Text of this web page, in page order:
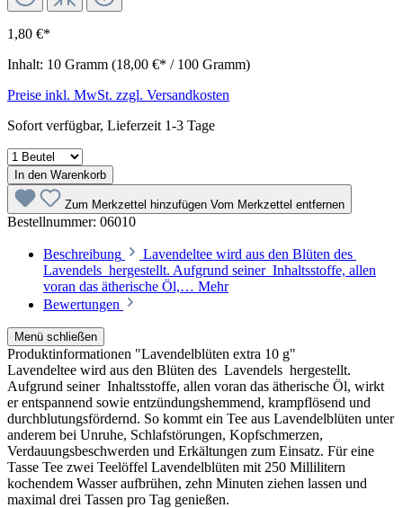
1,80 €*
Inhalt: 10 Gramm (18,00 €* / 100 Gramm)
Preise inkl. MwSt. zzgl. Versandkosten
Sofort verfügbar, Lieferzeit 1-3 Tage
In den Warenkorb
Zum Merkzettel hinzufügen Vom Merkzettel entfernen
Bestellnummer: 06010
Beschreibung
Lavendeltee wird aus den Blüten des
Lavendels hergestellt. Aufgrund seiner Inhaltsstoffe, allen
voran das ätherische Öl,… Mehr
Bewertungen
Menü schließen
Produktinformationen "Lavendelblüten extra 10 g"
Lavendeltee wird aus den Blüten des Lavendels hergestellt.
Aufgrund seiner Inhaltsstoffe, allen voran das ätherische Öl, wirkt
er entspannend sowie entzündungshemmend, krampflösend und
durchblutungsfördernd. So kommt ein Tee aus Lavendelblüten unter
anderem bei Unruhe, Schlafstörungen, Kopfschmerzen,
Verdauungsbeschwerden und Erkältungen zum Einsatz. Für eine
Tasse Tee zwei Teelöffel Lavendelblüten mit 250 Millilitern
kochendem Wasser aufbrühen, zehn Minuten ziehen lassen und
maximal drei Tassen pro Tag genießen.